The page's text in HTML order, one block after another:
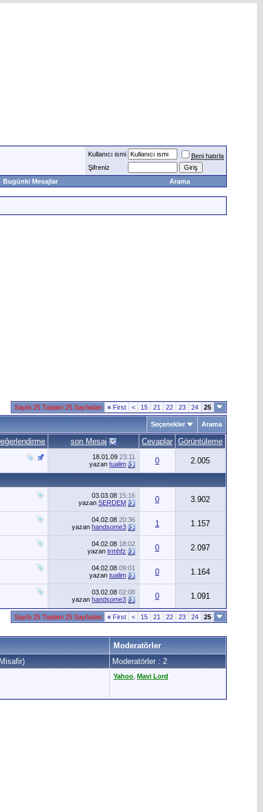
Kullanıcı ismi
Beni hatırla
Şifreniz
Bugünki Mesajlar Arama
Sayfa 25 Toplam 25 Sayfadan « First < 15 21 22 23 24 25
Seçenekler Arama
son Mesaj Cevaplar Görüntüleme
18.01.09 23:11
yazan tualim 0 2.005
03.03.08 15:16
yazan SERDEM 0 3.902
04.02.08 20:36
yazan handsome3 1 1.157
04.02.08 18:02
yazan trmhfz 0 2.097
04.02.08 09:01
yazan tualim 0 1.164
03.02.08 02:08
yazan handsome3 0 1.091
Sayfa 25 Toplam 25 Sayfadan « First < 15 21 22 23 24 25
Moderatörler
Moderatörler : 2
Yahoo Mavi Lord